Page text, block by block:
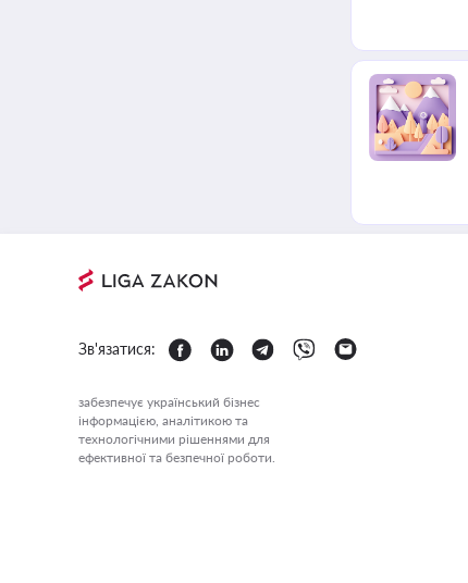
Зв'язатися:
забезпечує український бізнес
інформацією, аналітикою та
технологічними рішеннями для
ефективної та безпечної роботи.